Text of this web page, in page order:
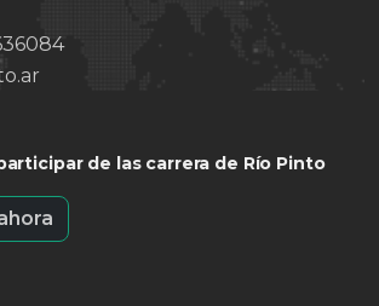
de las carrera de Río Pinto